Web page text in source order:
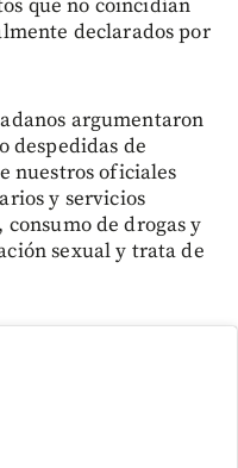
que no coincidían
declarados por
argumentaron
despedidas de
nuestros oficiales
y servicios
consumo de drogas y
sexual y trata de